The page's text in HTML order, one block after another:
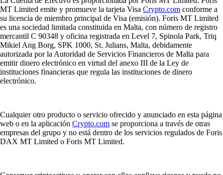
MT Limited emite y promueve la tarjeta Visa Crypto.com conforme a
su licencia de miembro principal de Visa (emisión). Foris MT Limited
es una sociedad limitada constituida en Malta, con número de registro
mercantil C 90348 y oficina registrada en Level 7, Spinola Park, Triq
Mikiel Ang Borg, SPK 1000, St. Julians, Malta, debidamente
autorizada por la Autoridad de Servicios Financieros de Malta para
emitir dinero electrónico en virtud del anexo III de la Ley de
instituciones financieras que regula las instituciones de dinero
electrónico.
Cualquier otro producto o servicio ofrecido y anunciado en esta página
web o en la aplicación Crypto.com se proporciona a través de otras
empresas del grupo y no está dentro de los servicios regulados de Foris
DAX MT Limited o Foris MT Limited.